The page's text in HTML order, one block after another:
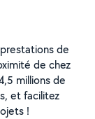
de
de chez
millions de
et facilitez
!